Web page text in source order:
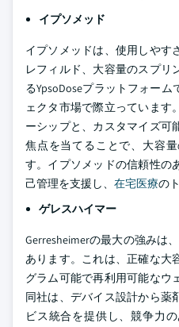
イプソメッド
イプソメッドは、使用しやす
レフィルド、大容量のスプリ
るYpsoDoseプラットフォー
ェクタ市場で際立っています
ーシップと、カスタマイズ可
焦点を当てることで、大容
す。イプソメッドの信頼性の
己管理を支援し、 在宅医療の
ゲレスハイマー
Gerresheimerの最大の強みは
あります。これは、正確な大
グラム可能で再利用可能なウ
同社は、デバイス設計から薬
ビス統合を提供し、競争力